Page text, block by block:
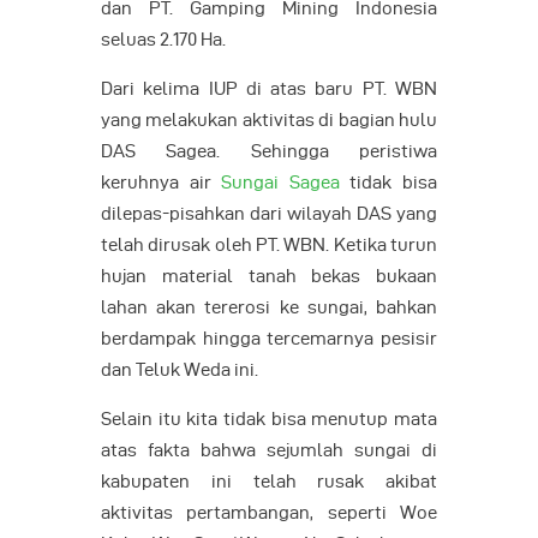
dan PT. Gamping Mining Indonesia
seluas 2.170 Ha.
Dari kelima IUP di atas baru PT. WBN
yang melakukan aktivitas di bagian hulu
DAS Sagea. Sehingga peristiwa
keruhnya airSungai Sageatidak bisa
dilepas-pisahkan dari wilayah DAS yang
telah dirusak oleh PT. WBN. Ketika turun
hujan material tanah bekas bukaan
lahan akan tererosi ke sungai, bahkan
berdampak hingga tercemarnya pesisir
dan Teluk Weda ini.
Selain itu kita tidak bisa menutup mata
atas fakta bahwa sejumlah sungai di
kabupaten ini telah rusak akibat
aktivitas pertambangan, seperti Woe